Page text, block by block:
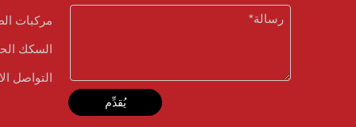
مركبات
السكك
التواصل
يُقدِّم